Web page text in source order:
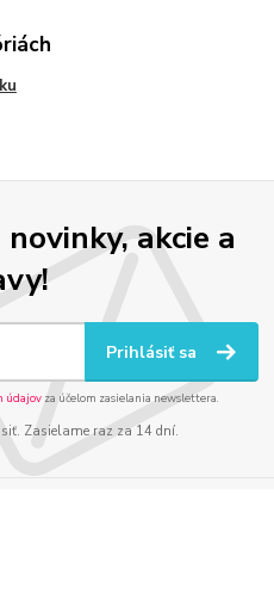
akcie a
Prihlásiť sa
údajov za účelom zasielania newslettera.
Zasielame raz za 14 dní.